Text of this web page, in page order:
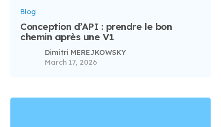
Blog
Conception d’API : prendre le bon
chemin après une V1
Dimitri MEREJKOWSKY
March 17, 2026